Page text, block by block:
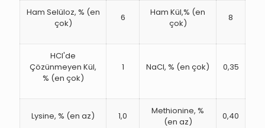
Ham Selüloz, % (en
çok)
6
Ham Kül,% (en
çok)
8
HCl'de
Çözünmeyen Kül,
% (en çok)
1 NaCl, % (en çok) 0,35
Lysine, % (en az) 1,0
Methionine, %
(en az)
0,40